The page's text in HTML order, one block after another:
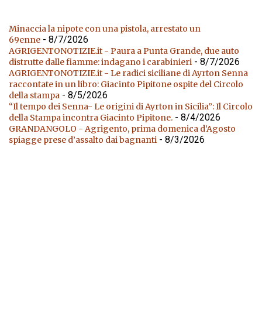
Minaccia la nipote con una pistola, arrestato un
69enne - 8/7/2026
AGRIGENTONOTIZIE.it - Paura a Punta Grande, due auto
distrutte dalle fiamme: indagano i carabinieri - 8/7/2026
AGRIGENTONOTIZIE.it - Le radici siciliane di Ayrton Senna
raccontate in un libro: Giacinto Pipitone ospite del Circolo
della stampa - 8/5/2026
“Il tempo dei Senna- Le origini di Ayrton in Sicilia”: Il Circolo
della Stampa incontra Giacinto Pipitone. - 8/4/2026
GRANDANGOLO - Agrigento, prima domenica d’Agosto
spiagge prese d’assalto dai bagnanti - 8/3/2026